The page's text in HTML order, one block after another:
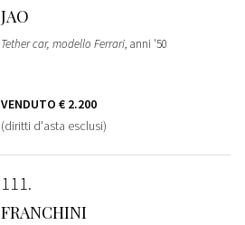
JAO
Tether car, modello Ferrari, anni '50
VENDUTO € 2.200
(diritti d'asta esclusi)
111
FRANCHINI